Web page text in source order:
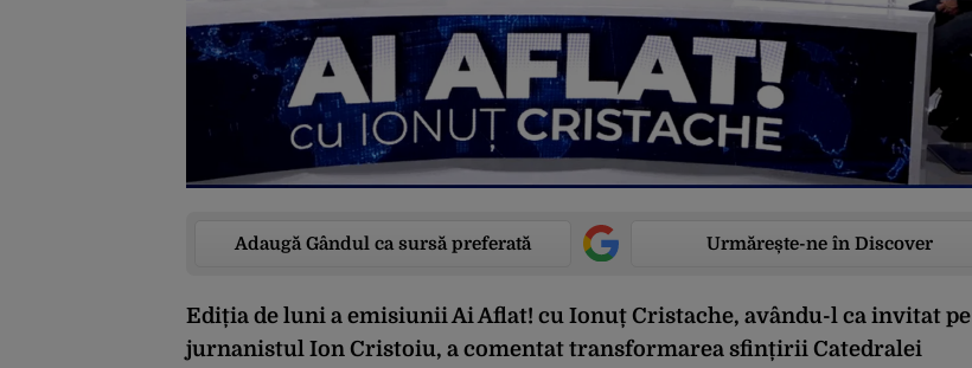
Adaugă Gândul ca sursă preferată Urmărește-ne în Discover
Ediția de luni a emisiunii Ai Aflat! cu Ionuț Cristache, avându-l ca invitat pe
jurnanistul Ion Cristoiu, a comentat transformarea sfințirii Catedralei